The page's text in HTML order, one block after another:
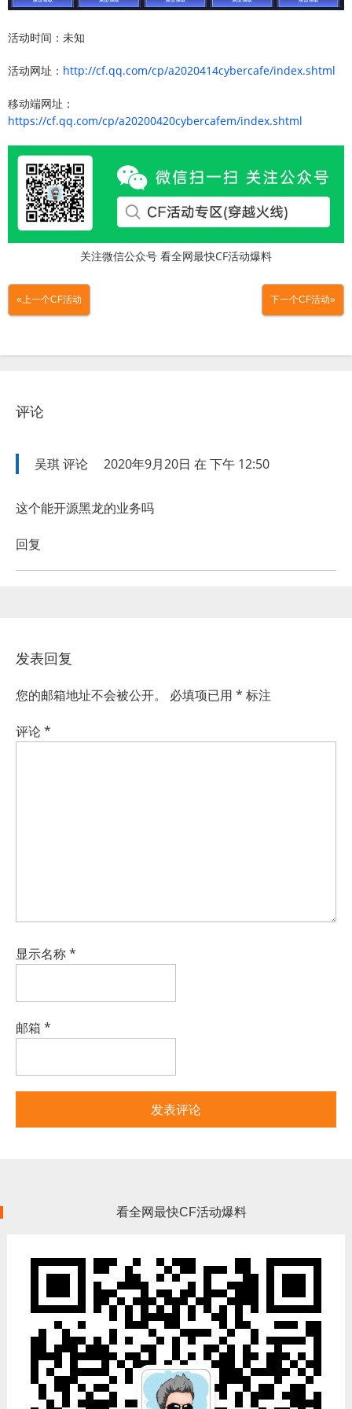
活动时间：未知
活动网址： http://cf.qq.com/cp/a2020414cybercafe/index.shtml
移动端网址：
https://cf.qq.com/cp/a20200420cybercafem/index.shtml
关注微信公众号 看全网最快CF活动爆料
«上一个CF活动 下一个CF活动»
评论
吴琪评论 2020年9月20日 在 下午 12:50
这个能开源黑龙的业务吗
回复
发表回复
您的邮箱地址不会被公开。 必填项已用 * 标注
评论*
显示名称*
邮箱 *
看全网最快CF活动爆料